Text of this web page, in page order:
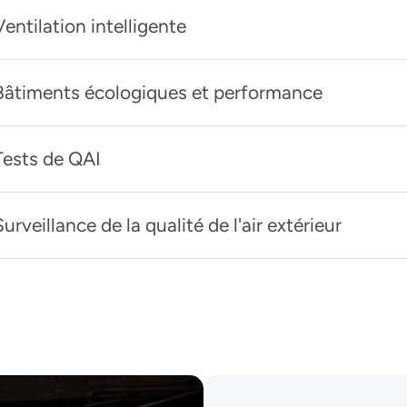
intelligente
écologiques et performance
de QAI
de la qualité de l'air extérieur